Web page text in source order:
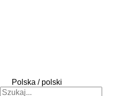
Polska / polski